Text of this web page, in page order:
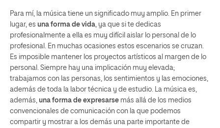
Para mí, la música tiene un significado muy amplio. En primer
lugar, es una forma de vida , ya que si te dedicas
profesionalmente a ella es muy difícil aislar lo personal de lo
profesional. En muchas ocasiones estos escenarios se cruzan.
Es imposible mantener los proyectos artísticos al margen de lo
personal. Siempre hay una implicación muy elevada;
trabajamos con las personas, los sentimientos y las emociones,
además de toda la labor técnica y de estudio. La música es,
además, una forma de expresarse más allá de los medios
convencionales de comunicación con la que podemos
compartir y mostrar a los demás una parte importante de